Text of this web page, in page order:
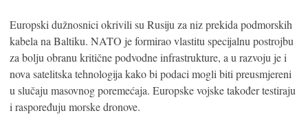
Europski dužnosnici okrivili su Rusiju za niz prekida podmorskih
kabela na Baltiku. NATO je formirao vlastitu specijalnu postrojbu
za bolju obranu kritične podvodne infrastrukture, a u razvoju je i
nova satelitska tehnologija kako bi podaci mogli biti preusmjereni
u slučaju masovnog poremećaja. Europske vojske također testiraju
i raspoređuju morske dronove.